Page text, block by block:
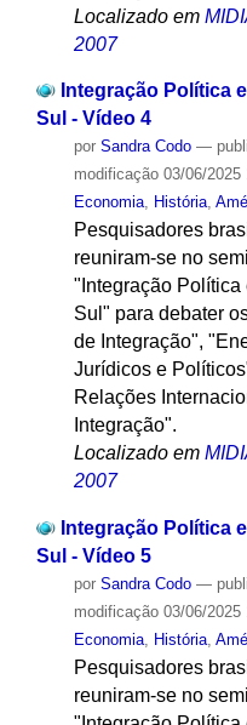
Localizado em
2007
Integração Política
Sul - Vídeo 4
por Sandra Codo —
modificação03/06/2025
Economia, História,
Pesquisadores
reuniram-se no
"Integração Política
Sul" para debater
de Integração",
Jurídicos e
Relações
Integração".
Localizado em
2007
Integração Política
Sul - Vídeo 5
por Sandra Codo —
modificação03/06/2025
Economia, História,
Pesquisadores
reuniram-se no